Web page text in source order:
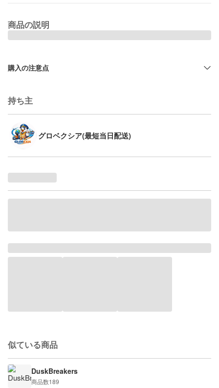
商品の説明
購入の注意点
持ち主
グロベクシア(最短当日配送)
似ている商品
DuskBreakers
商品数189